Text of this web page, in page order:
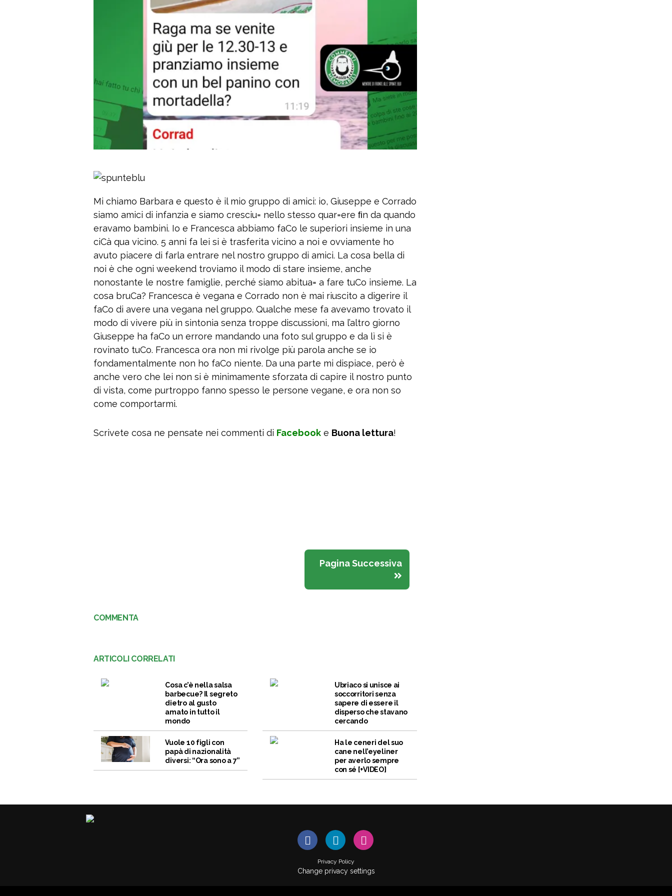
Mi chiamo Barbara e questo è il mio gruppo di amici: io, Giuseppe e Corrado
siamo amici di infanzia e siamo cresciu= nello stesso quar=ere ﬁn da quando
eravamo bambini. Io e Francesca abbiamo faCo le superiori insieme in una
ciCà qua vicino. 5 anni fa lei si è trasferita vicino a noi e ovviamente ho
avuto piacere di farla entrare nel nostro gruppo di amici. La cosa bella di
noi è che ogni weekend troviamo il modo di stare insieme, anche
nonostante le nostre famiglie, perché siamo abitua= a fare tuCo insieme. La
cosa bruCa? Francesca è vegana e Corrado non è mai riuscito a digerire il
faCo di avere una vegana nel gruppo. Qualche mese fa avevamo trovato il
modo di vivere più in sintonia senza troppe discussioni, ma l’altro giorno
Giuseppe ha faCo un errore mandando una foto sul gruppo e da lì si è
rovinato tuCo. Francesca ora non mi rivolge più parola anche se io
fondamentalmente non ho faCo niente. Da una parte mi dispiace, però è
anche vero che lei non si è minimamente sforzata di capire il nostro punto
di vista, come purtroppo fanno spesso le persone vegane, e ora non so
come comportarmi.
Scrivete cosa ne pensate nei commenti di Facebook e Buona lettura!
Pagina Successiva
COMMENTA
ARTICOLI CORRELATI
Cosa c’è nella salsa
barbecue? Il segreto
dietro al gusto
amato in tutto il
mondo
Ubriaco si unisce ai
soccorritori senza
sapere di essere il
disperso che stavano
cercando
Vuole 10 figli con
papà di nazionalità
diversi: “Ora sono a 7”
Ha le ceneri del suo
cane nell’eyeliner
per averlo sempre
con sé [+VIDEO]
Privacy Policy
Change privacy settings